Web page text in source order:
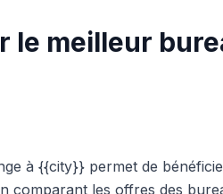
le meilleur
à {{city}} permet de
comparant les offres des